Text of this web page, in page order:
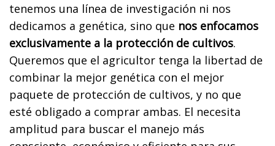
tenemos una línea de investigación ni nos
dedicamos a genética, sino que nos enfocamos
exclusivamente a la protección de cultivos.
Queremos que el agricultor tenga la libertad de
combinar la mejor genética con el mejor
paquete de protección de cultivos, y no que
esté obligado a comprar ambas. El necesita
amplitud para buscar el manejo más